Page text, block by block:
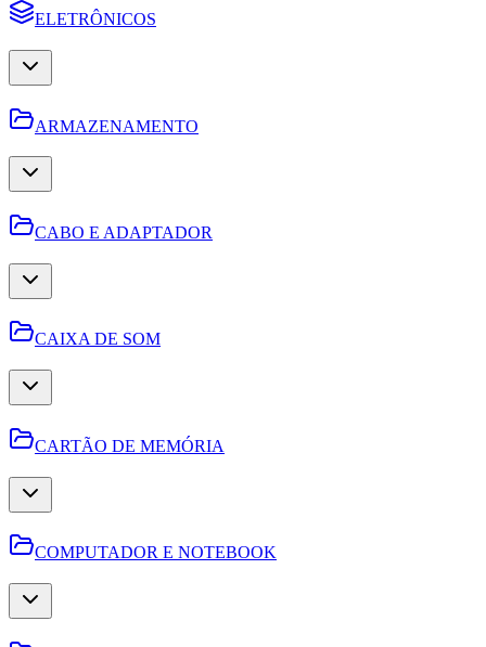
ELETRÔNICOS
ARMAZENAMENTO
CABO E ADAPTADOR
CAIXA DE SOM
CARTÃO DE MEMÓRIA
COMPUTADOR E NOTEBOOK